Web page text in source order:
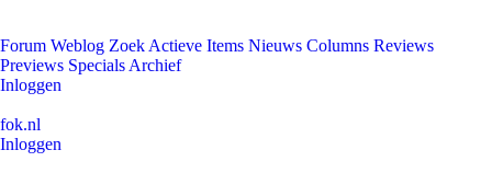
Forum Weblog Zoek Actieve Items Nieuws Columns Reviews
Previews Specials Archief
Inloggen
fok.nl
Inloggen